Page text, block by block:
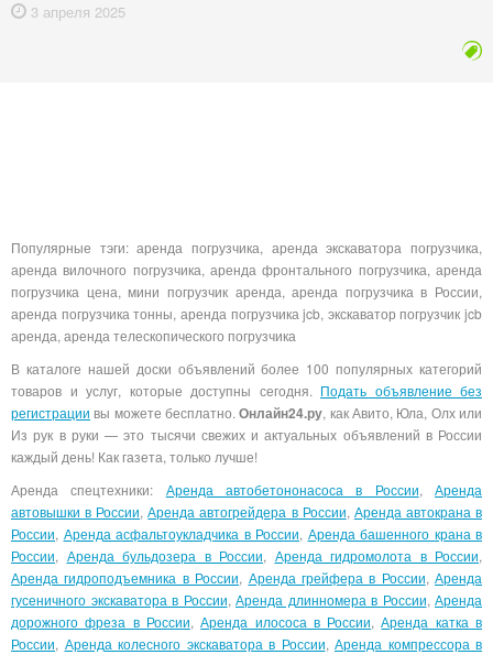
3 апреля 2025
Популярные тэги: аренда погрузчика, аренда экскаватора погрузчика,
аренда вилочного погрузчика, аренда фронтального погрузчика, аренда
погрузчика цена, мини погрузчик аренда, аренда погрузчика в России,
аренда погрузчика тонны, аренда погрузчика jcb, экскаватор погрузчик jcb
аренда, аренда телескопического погрузчика
В каталоге нашей доски объявлений более 100 популярных категорий
товаров и услуг, которые доступны сегодня. Подать объявление без
регистрации вы можете бесплатно.Онлайн24.ру, как Авито, Юла, Олх или
Из рук в руки — это тысячи свежих и актуальных объявлений в России
каждый день! Как газета, только лучше!
Аренда спецтехники: Аренда автобетононасоса в России,Аренда
автовышки в России,Аренда автогрейдера в России, Аренда автокрана в
России, Аренда асфальтоукладчика в России, Аренда башенного крана в
России, Аренда бульдозера в России, Аренда гидромолота в России,
Аренда гидроподъемника в России, Аренда грейфера в России, Аренда
гусеничного экскаватора в России, Аренда длинномера в России, Аренда
дорожного фреза в России,Аренда илососа в России,Аренда катка в
России, Аренда колесного экскаватора в России, Аренда компрессора в